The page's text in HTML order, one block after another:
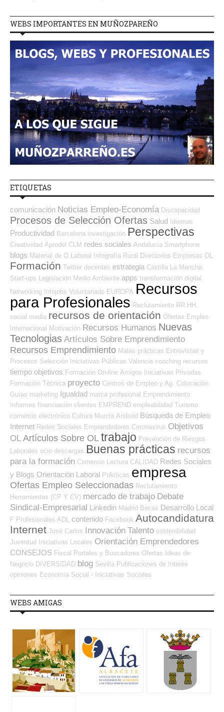
WEBS IMPORTANTES EN MUÑOZPAREÑO
ETIQUETAS
comunicación Noticias Empleo-Economía Discapacidad
Procesos de Selección Ofertas Salud Idiomas
Productividad Barcelona investigación Perspectivas
Creatividad Aprodel CLM redes sociales Andalucía Smartphone
blogs Material de O.Laboral Infografía Rural Directorios Empresas OL
Formación Twitter docentes estrategia Castilla La Mancha
Start-ups Legislación Medio Ambiente apps transformación digital
Networking
Infojobs Voluntariado EUROPA Recursos
para Profesionales Reclutamiento RR.HH.
social media recursos de orientación Ofertas Empleo
Internacional Motivación Recursos Humanos Nuevas
Tecnologias Artículos Sobre Emprendimiento
Recursos Emprendimiento Malas prácticas Entrevistas y
Procesos Selección
Iniciativas Públicas Valencia coaching recursos
tiempo objetivos Formación On-line Amigos
Iniciativas Privadas
Formación Técnica proyecto Centros de Empleo y Ag. Colocación
Guías marketing Igualdad marca profesional Emprendimiento
Informes financiación clientes EMPREND empleabilidad Turismo
comercio electrónico Cultura Murcia Android Búsqueda de Empleo
Internet Redes Sociales Emprendedores Coronavirus Objetivos
OL Artículos Sobre OL trabajo Prevención de Riesgos
Laborales ocio descargas Buenas prácticas recursos
para la formación Comercio Lectura CALIDAD Redes Sociales
y Blogs Orientación Laboral Prácticas empresa
Ofertas Empleo Seleccionadas Reclutamiento
Herramientas (CP Y CV) mercado de trabajo Debate
Sindical-Empresarial Linkedin Madrid Becas Desarrollo Local
F Profesionales ADL contenido Facebook Autocandidatura
Internet José Carlos Innovación Talento sostenibilidad
Juventud
Iniciativas Locales Orientación Emprendedores
CONSEJOS Fiscal Portales y Buscadores Ofertas
Ideas de
Negocio DIVERSIDAD blog Sevilla Publicaciones de Interés
opiniones Economía Social - Iniciativas Sociales
WEBS AMIGAS